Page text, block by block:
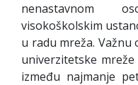
nenastavnom
visokoškolskim
u radu mreža.
univerzitetske
između najmanje